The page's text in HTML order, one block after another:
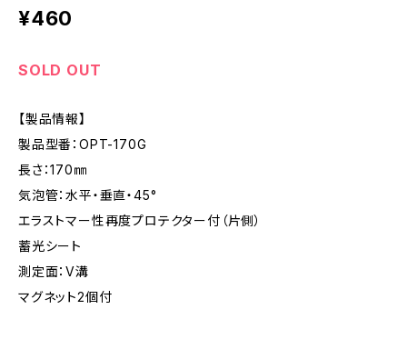
¥460
SOLD OUT
【製品情報】
製品型番：OPT-170G
長さ：170㎜
気泡管：水平・垂直・45°
エラストマー性再度プロテクター付（片側）
蓄光シート
測定面：V溝
マグネット2個付